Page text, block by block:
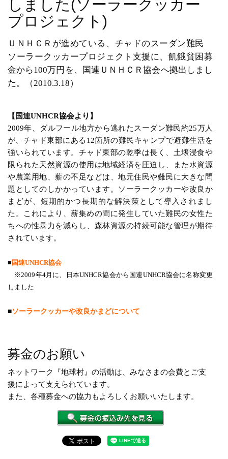
しました(ソーラークッカー
プロジェクト)
ＵＮＨＣＲが進めている、チャドのスーダン難民
ソーラークッカープロジェクト支援に、飢餓貧困募
金から100万円を、国連ＵＮＨＣＲ協会へ拠出しまし
た。（2010.3.18）
【国連UNHCR協会より】
2009年、ダルフール地方から逃れたスーダン難民約25万人
が、チャド東部にある12箇所の難民キャンプで避難生活を
強いられています。チャド東部の乾季は長く、土壌浸食や
限られた天然資源の使用は地域経済を圧迫し、また水資源
や農業用地、薪の不足などは、地元住民や難民に大きな問
題としてのしかかっています。ソーラークッカーや改良か
まどが、短期的かつ長期的な解決策として導入されまし
た。これにより、薪集めの間に発生していた難民の女性た
ちへの性暴力を減らし、森林資源の持続可能な管理が期待
されています。
■ 国連UNHCR協会
※2009年4月に、日本UNHCR協会から国連UNHCR協会に名称変更
しました
■ソーラークッカーや改良かまどについて
募金のお願い
ネットワーク『地球村』の活動は、みなさまの会費とご支
援によって支えられています。
また、各種募金への協力もよろしくお願いいたします。